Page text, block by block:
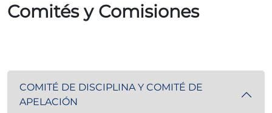
Comités y Comisiones
COMITÉ DE DISCIPLINA Y COMITÉ DE
APELACIÓN